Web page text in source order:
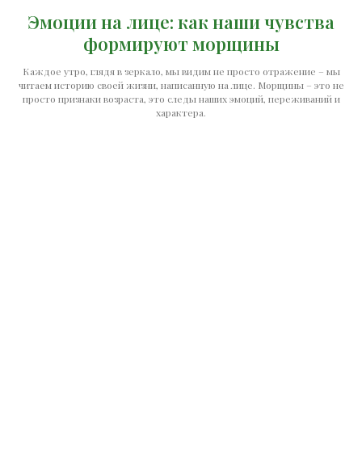
Эмоции на лице: как наши чувства
формируют морщины
Каждое утро, глядя в зеркало, мы видим не просто отражение – мы
читаем историю своей жизни, написанную на лице. Морщины – это не
просто признаки возраста, это следы наших эмоций, переживаний и
характера.